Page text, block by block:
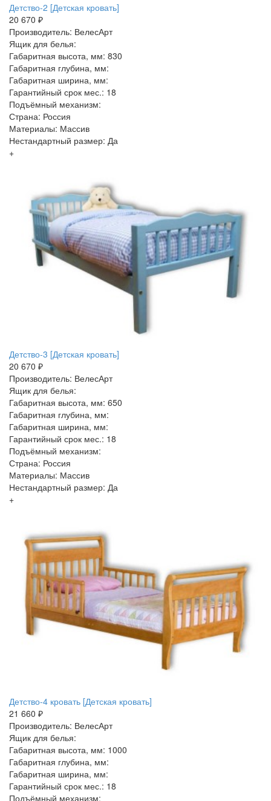
Детство-2 [Детская кровать]
20 670 ₽
Производитель: ВелесАрт
Ящик для белья:
Габаритная высота, мм: 830
Габаритная глубина, мм:
Габаритная ширина, мм:
Гарантийный срок мес.: 18
Подъёмный механизм:
Страна: Россия
Материалы: Массив
Нестандартный размер: Да
+
Детство-3 [Детская кровать]
20 670 ₽
Производитель: ВелесАрт
Ящик для белья:
Габаритная высота, мм: 650
Габаритная глубина, мм:
Габаритная ширина, мм:
Гарантийный срок мес.: 18
Подъёмный механизм:
Страна: Россия
Материалы: Массив
Нестандартный размер: Да
+
Детство-4 кровать [Детская кровать]
21 660 ₽
Производитель: ВелесАрт
Ящик для белья:
Габаритная высота, мм: 1000
Габаритная глубина, мм:
Габаритная ширина, мм:
Гарантийный срок мес.: 18
Подъёмный механизм: